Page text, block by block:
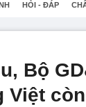
HỎI - ĐÁP
Bộ
còn